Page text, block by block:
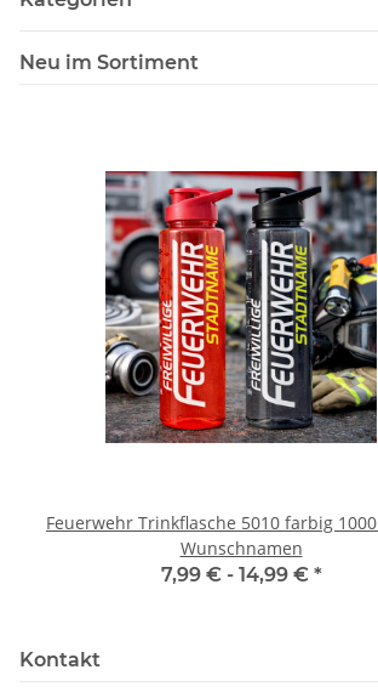
Neu im Sortiment
Feuerwehr Trinkflasche 5010 farbig 1000ml
Wunschnamen
7,99 € - 14,99 € *
Kontakt